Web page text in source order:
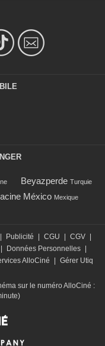
Beyazperde Turquie
México Mexique
Publicité CGU CGV
Données Personnelles
AlloCiné
Gérer Utiq
sur le numéro AlloCiné :